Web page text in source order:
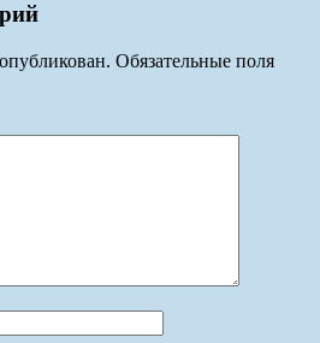
Обязательные поля